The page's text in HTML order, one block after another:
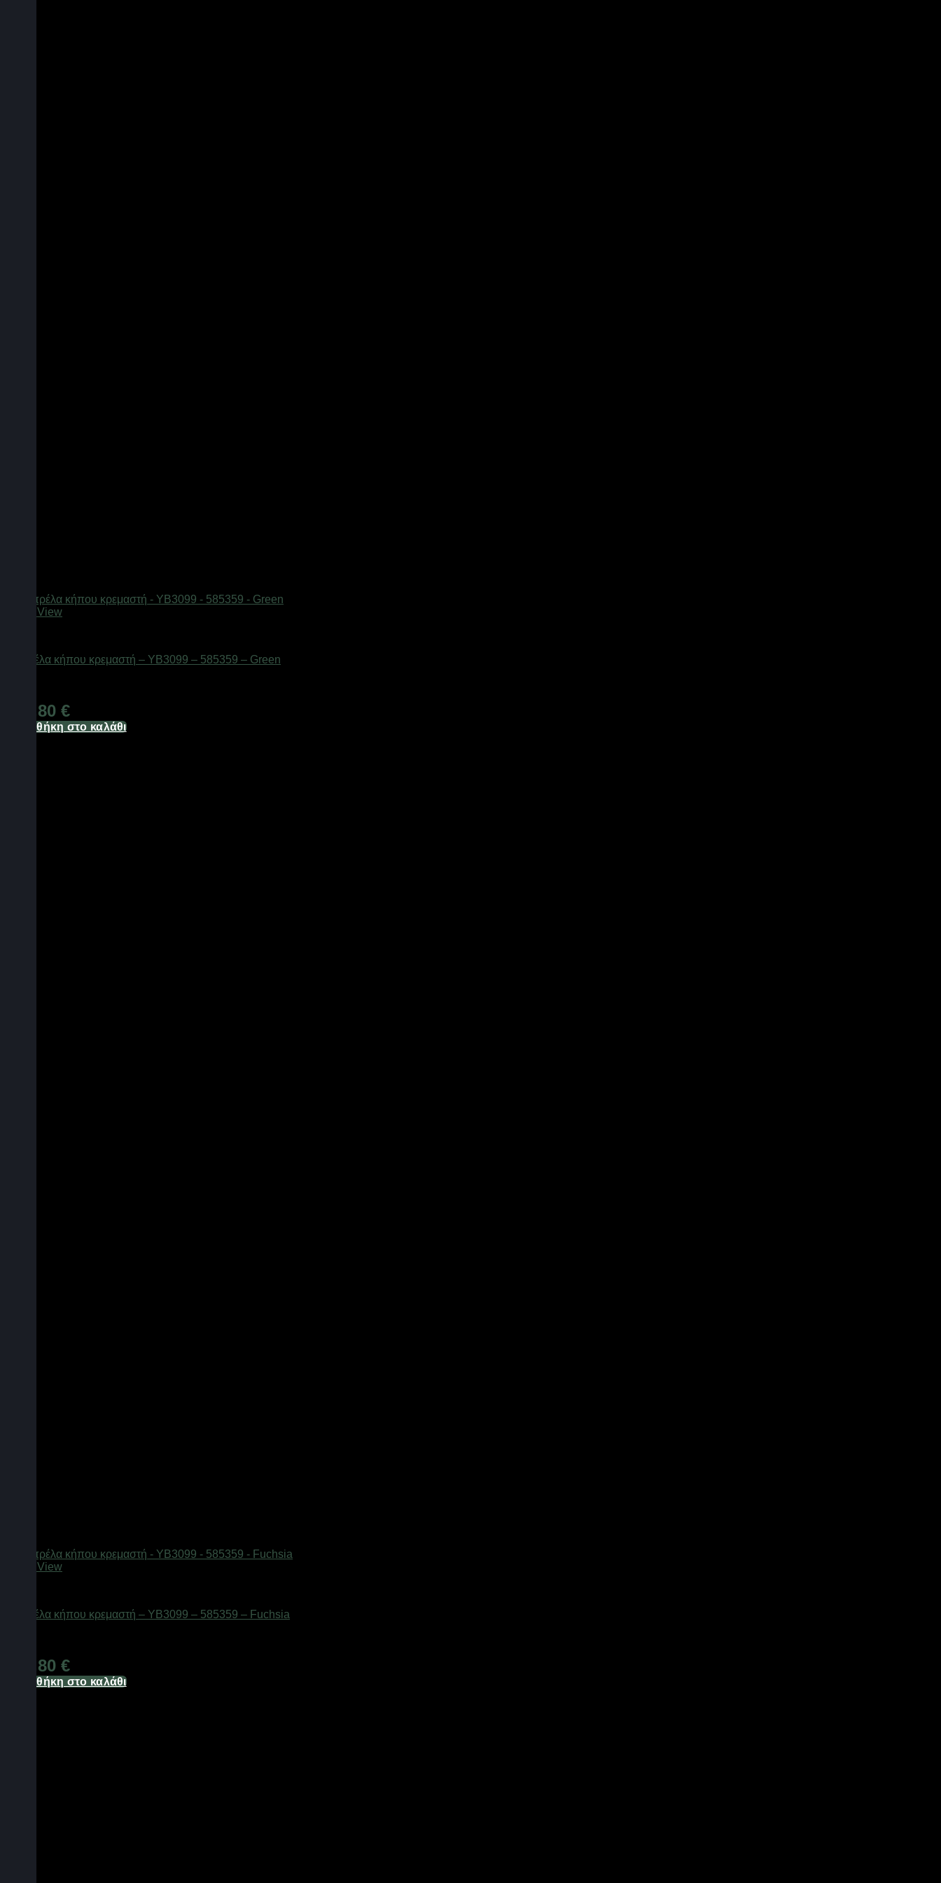
Quick View
Ομπρέλα κήπου κρεμαστή – YB3099 – 585359 – Green
148,80 €
Προσθήκη στο καλάθι
Quick View
Ομπρέλα κήπου κρεμαστή – YB3099 – 585359 – Fuchsia
148,80 €
Προσθήκη στο καλάθι